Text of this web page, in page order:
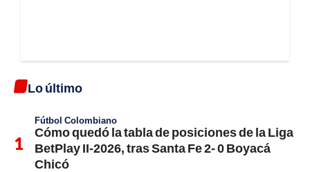
Lo último
Fútbol Colombiano
Cómo quedó la tabla de posiciones de la Liga
BetPlay II-2026, tras Santa Fe 2- 0 Boyacá
Chicó